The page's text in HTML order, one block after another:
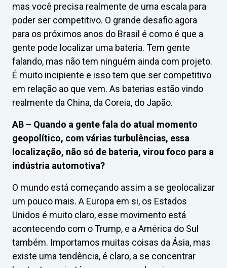
mas você precisa realmente de uma escala para
poder ser competitivo. O grande desafio agora
para os próximos anos do Brasil é como é que a
gente pode localizar uma bateria. Tem gente
falando, mas não tem ninguém ainda com projeto.
É muito incipiente e isso tem que ser competitivo
em relação ao que vem. As baterias estão vindo
realmente da China, da Coreia, do Japão.
AB – Quando a gente fala do atual momento
geopolítico, com várias turbulências, essa
localização, não só de bateria, virou foco para a
indústria automotiva?
O mundo está começando assim a se geolocalizar
um pouco mais. A Europa em si, os Estados
Unidos é muito claro, esse movimento está
acontecendo com o Trump, e a América do Sul
também. Importamos muitas coisas da Ásia, mas
existe uma tendência, é claro, a se concentrar